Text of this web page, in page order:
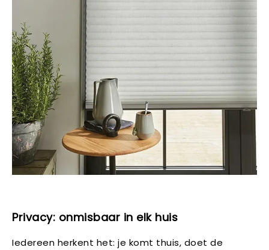
Privacy: onmisbaar in elk huis
Iedereen herkent het: je komt thuis, doet de